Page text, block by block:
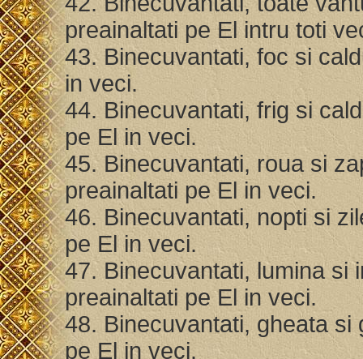
preainaltati pe El intru toti
43. Binecuvantati, foc si
in veci.
44. Binecuvantati, frig si
pe El in veci.
45. Binecuvantati, roua si
preainaltati pe El in veci.
46. Binecuvantati, nopti si
pe El in veci.
47. Binecuvantati, lumina si
preainaltati pe El in veci.
48. Binecuvantati, gheata si
pe El in veci.